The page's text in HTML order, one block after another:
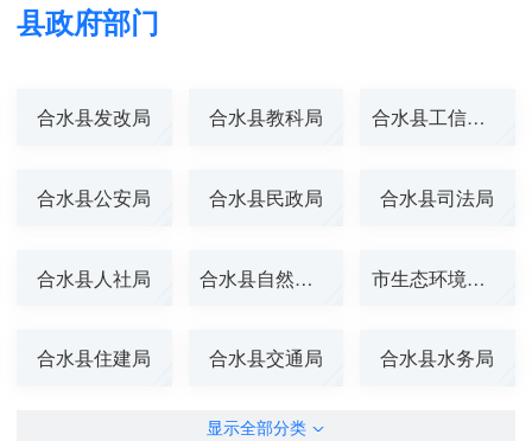
县政府部门
合水县发改局 合水县教科局 合水县工信商务...
合水县公安局 合水县民政局 合水县司法局
合水县人社局 合水县自然资源... 市生态环境局合...
合水县住建局 合水县交通局 合水县水务局
显示全部分类